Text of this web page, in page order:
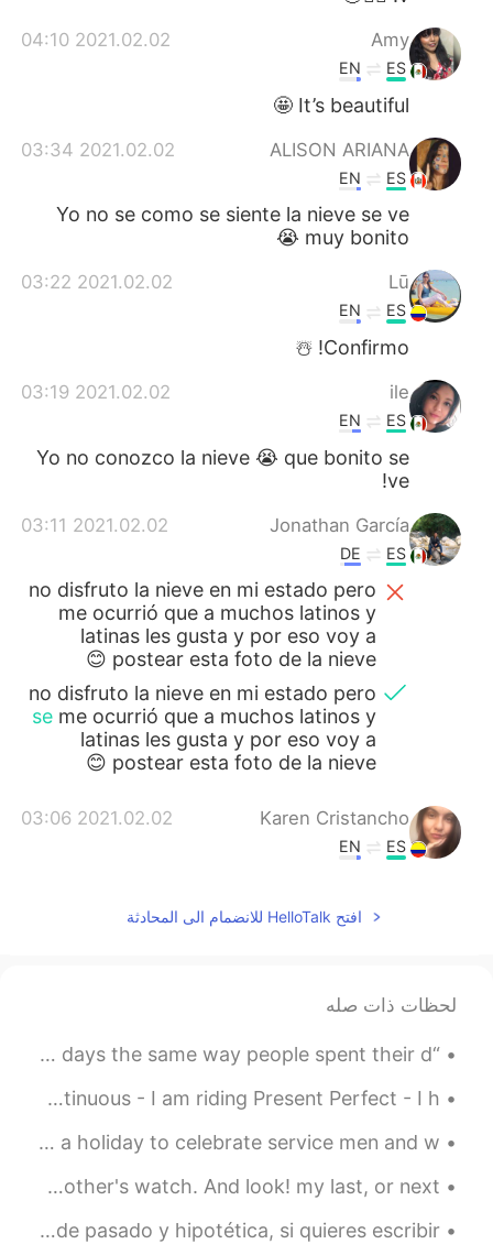
Amy
2021.02.02 04:10
ES
EN
It’s beautiful 🤩
ALISON ARIANA
2021.02.02 03:34
ES
EN
Yo no se como se siente la nieve se ve
muy bonito 😭
Lū
2021.02.02 03:22
ES
EN
Confirmo! ☃️
ile
2021.02.02 03:19
ES
EN
Yo no conozco la nieve 😭 que bonito se
ve!
Jonathan García
2021.02.02 03:11
ES
DE
no disfruto la nieve en mi estado pero
me ocurrió que a muchos latinos y
latinas les gusta y por eso voy a
postear esta foto de la nieve 😊
no disfruto la nieve en mi estado pero
se me ocurrió que a muchos latinos y
latinas les gusta y por eso voy a
postear esta foto de la nieve 😊
Karen Cristancho
2021.02.02 03:06
ES
EN
Nathalia
2021.02.02 03:04
La Nieve es linda para los que no la
conocemos.
افتح HelloTalk للانضمام الى المحادثة
لحظات ذات صله
“I don't think much new ever happens. Most of us spend our days the same way people spent their d...
🇬🇧 To ride 🚲🛴🛵🏍🐎 Present Simple - I ride Present Continuous - I am riding Present Perfect - I h...
This weekend in America we celebrate Memorial Day. It is a holiday to celebrate service men and w...
One Art by Elizabeth Bishop. Part 2 of 2. I lost my mother's watch. And look! my last, or next-...
hola a todos, quiero practicar contando las historias de pasado y hipotética, si quieres escribir...